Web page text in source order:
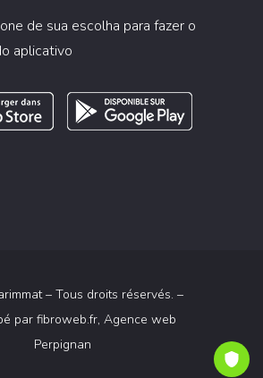
de sua escolha para fazer o
aplicativo
– Tous droits réservés. –
par fibroweb.fr, Agence web
Perpignan